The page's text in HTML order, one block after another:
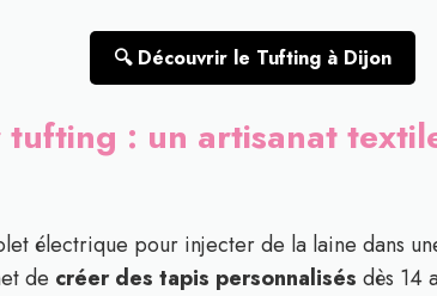
🔍 Découvrir le Tufting à Dijon
tufting : un artisanat
électrique pour injecter de la laine dans
de créer des tapis personnalisés dès 14